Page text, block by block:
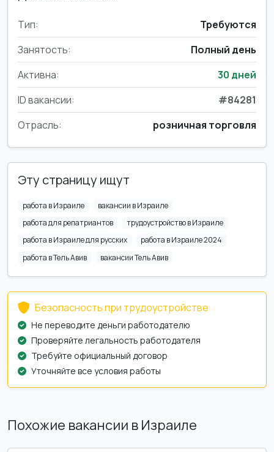
Тип:
Требуются
Занятость:
Полный день
Активна:
30 дней
ID вакансии:
#84281
Отрасль:
розничная торговля
Эту страницу ищут
работа в Израиле
вакансии в Израиле
работа для репатриантов
трудоустройство в Израиле
работа в Израиле для русских
работа в Израиле 2024
работа в Тель Авив
вакансии Тель Авив
Безопасность при трудоустройстве
Не переводите деньги работодателю
Проверяйте легальность работодателя
Требуйте официальный договор
Уточняйте все условия работы
Похожие вакансии в Израиле